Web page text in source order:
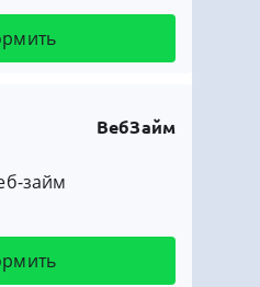
ВебЗайм
займ